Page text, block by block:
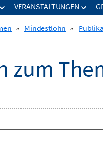
VERANSTALTUNGEN
» Mindestlohn »
zum